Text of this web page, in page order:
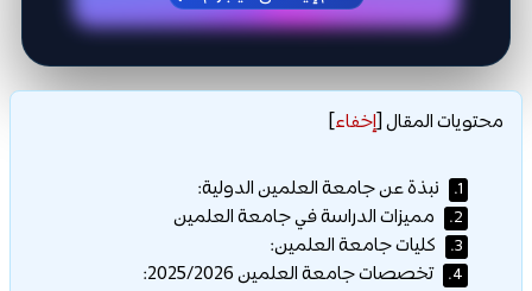
محتويات المقال[إخفاء]
1. نبذة عن جامعة العلمين الدولية:
2. مميزات الدراسة في جامعة العلمين
3. كليات جامعة العلمين:
4. تخصصات جامعة العلمين 2025/2026: